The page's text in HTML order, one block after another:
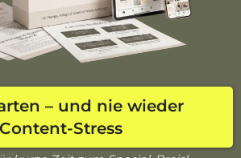
– und nie wieder
Content-Stress